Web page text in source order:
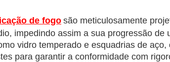
de fogo são meticulosamente
impedindo assim a sua progressão de
vidro temperado e esquadrias de
para garantir a conformidade com